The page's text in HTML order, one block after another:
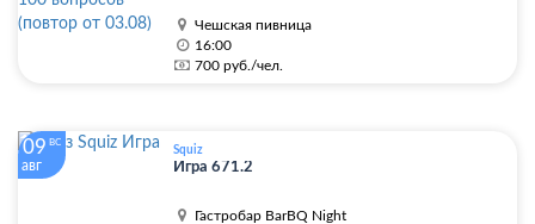
Чешская пивница
16:00
700 руб./чел.
09 ВС
авг
Squiz
Игра 671.2
Гастробар BarBQ Night